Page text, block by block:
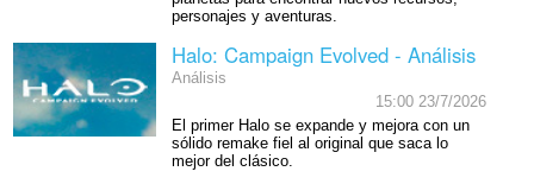
personajes y aventuras.
Halo: Campaign Evolved - Análisis
Análisis
15:00 23/7/2026
El primer Halo se expande y mejora con un
sólido remake fiel al original que saca lo
mejor del clásico.